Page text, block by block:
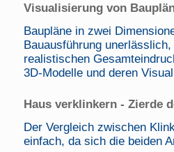
Visualisierung von
Baupläne in zwei
Bauausführung
realistischen
3D-Modelle und deren
Haus verklinkern - Zierde
Der Vergleich zwischen
einfach, da sich die beiden